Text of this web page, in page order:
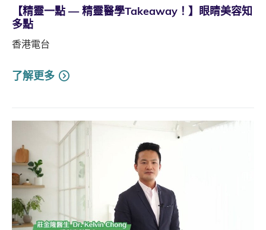
【精靈一點 — 精靈醫學Takeaway！】眼睛美容知
多點
香港電台
了解更多